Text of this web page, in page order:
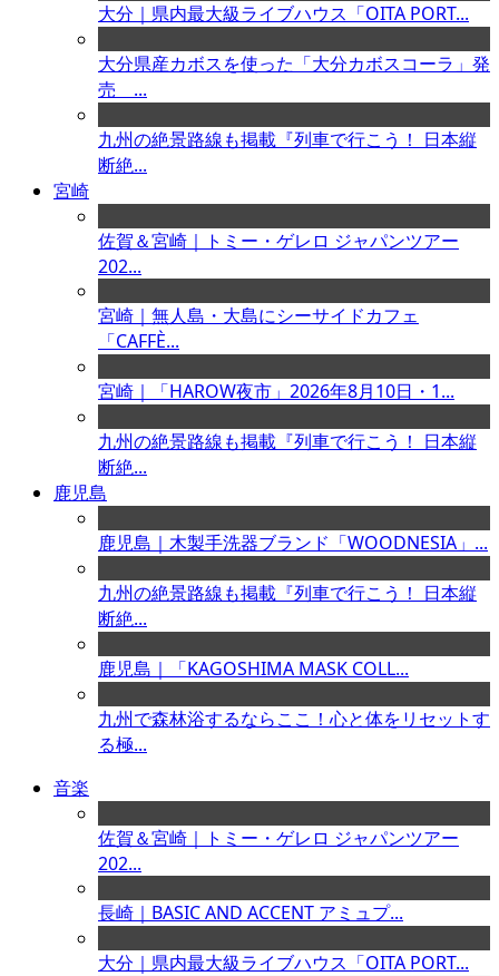
大分｜県内最大級ライブハウス「OITA PORT...
大分県産カボスを使った「大分カボスコーラ」発
売 ...
九州の絶景路線も掲載『列車で行こう！ 日本縦
断絶...
宮崎
佐賀＆宮崎｜トミー・ゲレロ ジャパンツアー
202...
宮崎｜無人島・大島にシーサイドカフェ
「CAFFÈ...
宮崎｜「HAROW夜市」2026年8月10日・1...
九州の絶景路線も掲載『列車で行こう！ 日本縦
断絶...
鹿児島
鹿児島｜木製手洗器ブランド「WOODNESIA」...
九州の絶景路線も掲載『列車で行こう！ 日本縦
断絶...
鹿児島｜「KAGOSHIMA MASK COLL...
九州で森林浴するならここ！心と体をリセットす
る極...
音楽
佐賀＆宮崎｜トミー・ゲレロ ジャパンツアー
202...
長崎｜BASIC AND ACCENT アミュプ...
大分｜県内最大級ライブハウス「OITA PORT...